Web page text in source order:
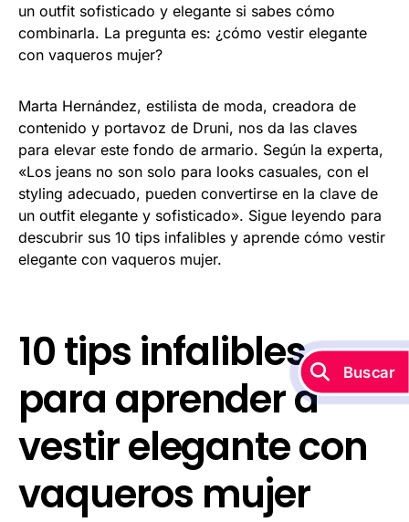
un outfit sofisticado y elegante si sabes cómo
combinarla. La pregunta es: ¿cómo vestir elegante
con vaqueros mujer?
Marta Hernández, estilista de moda, creadora de
contenido y portavoz de Druni, nos da las claves
para elevar este fondo de armario. Según la experta,
«Los jeans no son solo para looks casuales, con el
styling adecuado, pueden convertirse en la clave de
un outfit elegante y sofisticado». Sigue leyendo para
descubrir sus 10 tips infalibles y aprende cómo vestir
elegante con vaqueros mujer.
10 tips infalibles
para aprender a
vestir elegante con
vaqueros mujer
Buscar